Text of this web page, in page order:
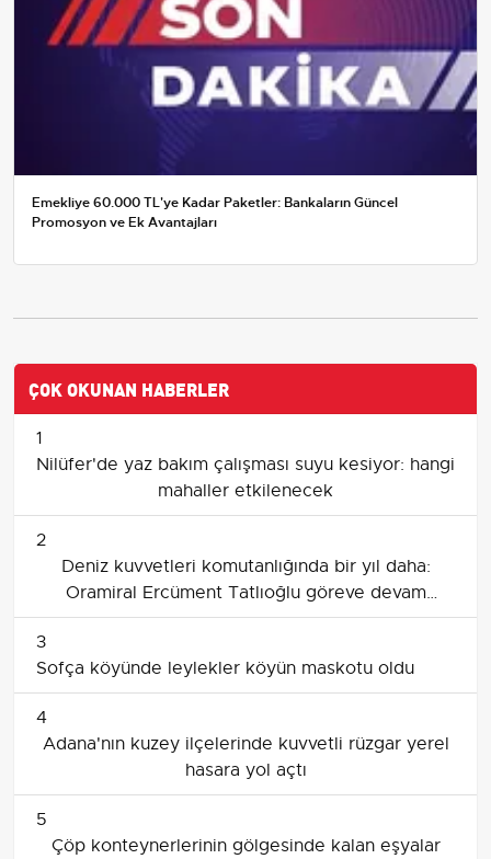
Emekliye 60.000 TL'ye Kadar Paketler: Bankaların Güncel
Promosyon ve Ek Avantajları
ÇOK OKUNAN HABERLER
1
Nilüfer'de yaz bakım çalışması suyu kesiyor: hangi
mahaller etkilenecek
2
Deniz kuvvetleri komutanlığında bir yıl daha:
Oramiral Ercüment Tatlıoğlu göreve devam
edecek
3
Sofça köyünde leylekler köyün maskotu oldu
4
Adana'nın kuzey ilçelerinde kuvvetli rüzgar yerel
hasara yol açtı
5
Çöp konteynerlerinin gölgesinde kalan eşyalar